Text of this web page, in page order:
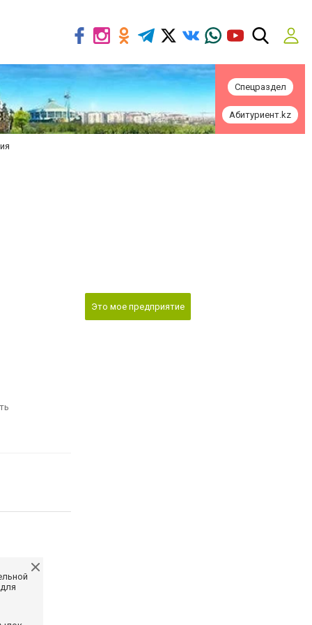
Спецраздел
Абитуриент.kz
Это мое предприятие